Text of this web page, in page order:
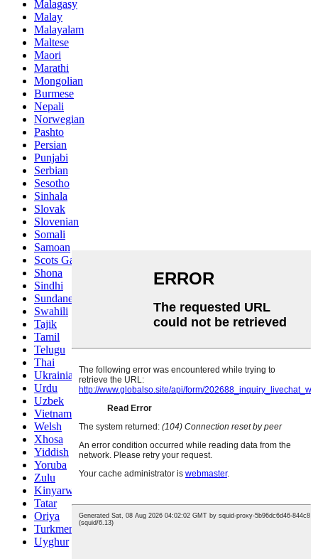
Malagasy
Malay
Malayalam
Maltese
Maori
Marathi
Mongolian
Burmese
Nepali
Norwegian
Pashto
Persian
Punjabi
Serbian
Sesotho
Sinhala
Slovak
Slovenian
Somali
Samoan
Scots Gaelic
Shona
Sindhi
Sundanese
Swahili
Tajik
Tamil
Telugu
Thai
Ukrainian
Urdu
Uzbek
Vietnamese
Welsh
Xhosa
Yiddish
Yoruba
Zulu
Kinyarwanda
Tatar
Oriya
Turkmen
Uyghur